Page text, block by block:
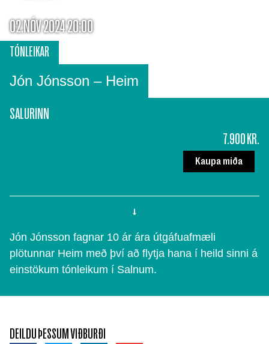
02.NÓV 2024 20:00
Jón Jónsson – Heim
TÓNLEIKAR
SALURINN
7.900 KR.
Kaupa miða
Jón Jónsson fagnar 10 ár ára útgáfuafmæli
plötunnar Heim með því að flytja hana í heild sinni á
einstökum tónleikum í Salnum.
DEILDU ÞESSUM VIÐBURÐI